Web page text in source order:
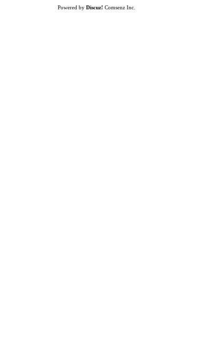
Powered by Discuz! Comsenz Inc.